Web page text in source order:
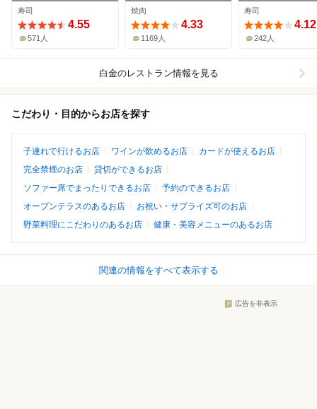
寿司
4.55
571人
焼肉
4.33
1169人
寿司
4.12
242人
白金のレストラン情報を見る
こだわり・目的からお店を探す
子連れで行けるお店 ワインが飲めるお店
カードが使えるお店
完全禁煙のお店
貸切ができるお店
ソファー席でまったりできるお店
予約のできるお店
オープンテラスのあるお店
お祝い・サプライズ可のお店
野菜料理にこだわりのあるお店
健康・美容メニューのあるお店
関連の情報をすべて表示する
広告を非表示